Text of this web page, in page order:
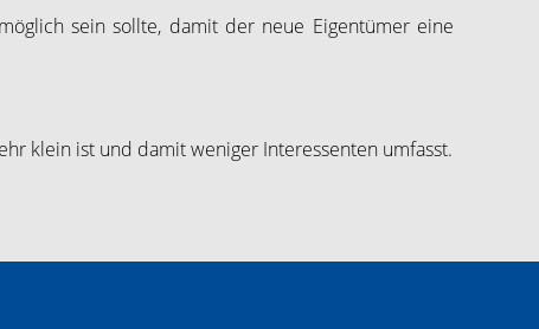
sein sollte, damit der neue Eigentümer eine
klein ist und damit weniger Interessenten umfasst.